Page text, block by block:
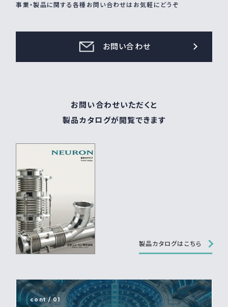
事業・製品に関する各種お問い合わせはお気軽にどうぞ
お問い合わせ
お問い合わせいただくと
製品カタログが閲覧できます
製品カタログはこちら
cont / 01